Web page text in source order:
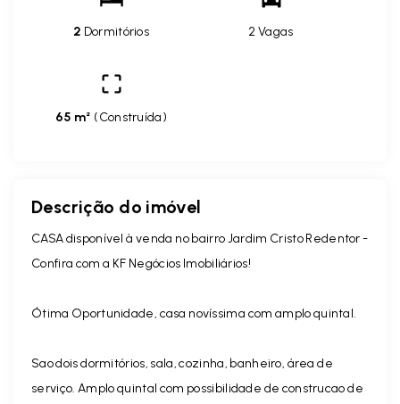
2 Dormitórios 2 Vagas
65 m² (Construída)
Descrição do imóvel
CASA disponível à venda no bairro Jardim Cristo Redentor -
Confira com a KF Negócios Imobiliários!
Ótima Oportunidade, casa novíssima com amplo quintal.
Sao dois dormitórios, sala, cozinha, banheiro, área de
serviço. Amplo quintal com possibilidade de construcao de